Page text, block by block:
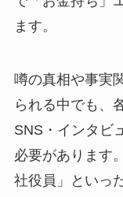
ます。
噂の真相や事実
られる中でも、
SNS・インタビ
必要があります
社役員」といっ